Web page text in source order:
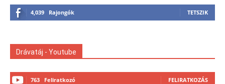
4,039 Rajongók TETSZIK
Drávatáj - Youtube
763 Feliratkozó FELIRATKOZÁS